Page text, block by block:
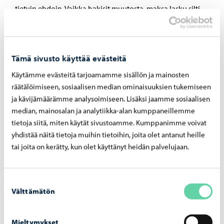
Tämä sivusto käyttää evästeitä
Käytämme evästeitä tarjoamamme sisällön ja mainosten
räätälöimiseen, sosiaalisen median ominaisuuksien tukemiseen
ja kävijämäärämme analysoimiseen. Lisäksi jaamme sosiaalisen
median, mainosalan ja analytiikka-alan kumppaneillemme
tietoja siitä, miten käytät sivustoamme. Kumppanimme voivat
yhdistää näitä tietoja muihin tietoihin, joita olet antanut heille
tai joita on kerätty, kun olet käyttänyt heidän palvelujaan.
valinta
Välttämätön
tietyin ehdoin. Vaikka hakisit muutosta, maksa lasku silti
ajallaan. Mahdollinen hyvitys palautetaan sinulle
myöhemmin.
Muutosta haetaan tekemällä 14 päivän kuluessa laskun
saamisesta muistutus laskusta kaupungille ePorvoo-
palvelussa. Myös laskutustietojen muutokset ilmoitetaan
samalla lomakkeella ePorvoo-palvelussa.
Ennen muistutuksen tekemistä, tutustu huolellisesti
vapautuksen ja huojennuksen myöntämisen ehtoihin.
hulevesimaksusta
Kirjaudu ePorvoo palveluun: Asiakasyhteydenotot
(muistutukset) hulevesimaksusta